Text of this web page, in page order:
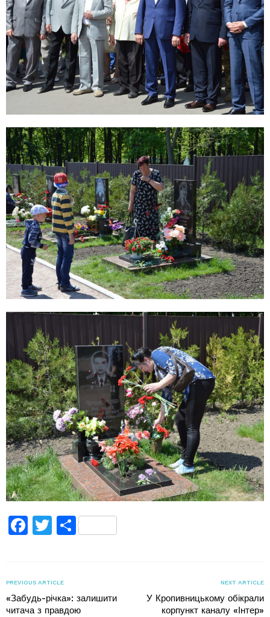
Facebook
TwitterПоділитися
PREVIOUS ARTICLE
«Забудь-річка»: залишити
читача з правдою
NEXT ARTICLE
У Кропивницькому обікрали
корпункт каналу «Інтер»